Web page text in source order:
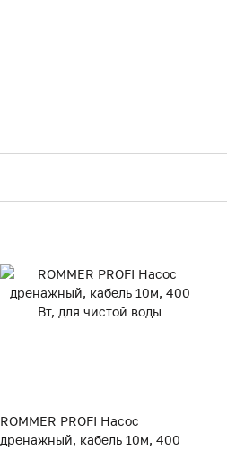
ROMMER PROFI Насос
дренажный, кабель 10м, 400